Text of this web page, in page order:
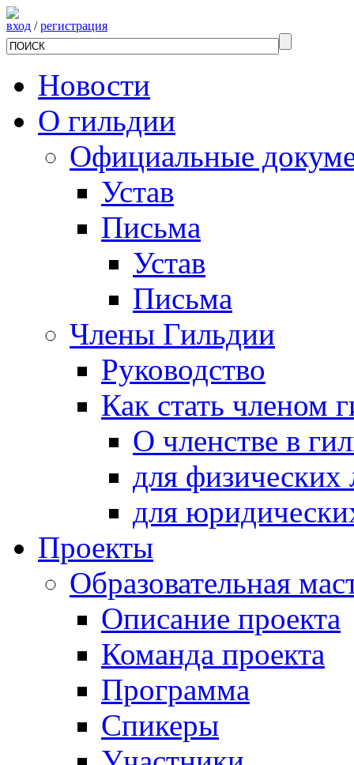
вход /регистрация
Новости
О гильдии
Официальные
Устав
Письма
Устав
Письма
Члены Гильдии
Руководство
Как стать членом
О членстве в
для физических
для
Проекты
Образовательная
Описание проекта
Команда проекта
Программа
Спикеры